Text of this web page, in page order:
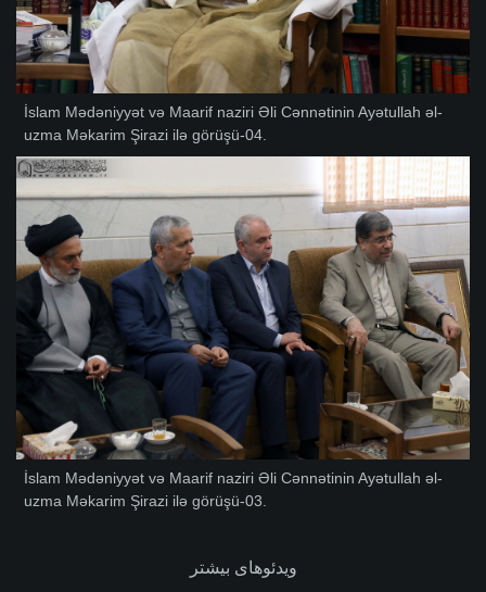
İslam Mədəniyyət və Maarif naziri Əli Cənnətinin Ayətullah əl-
uzma Məkarim Şirazi ilə görüşü-04.
İslam Mədəniyyət və Maarif naziri Əli Cənnətinin Ayətullah əl-
uzma Məkarim Şirazi ilə görüşü-03.
ویدئوهای بیشتر